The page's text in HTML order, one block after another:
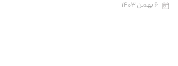
۶ بهمن ۱۴۰۳